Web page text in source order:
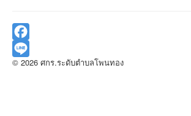
Facebook
Line
© 2026 ศกร.ระดับตำบลโพนทอง